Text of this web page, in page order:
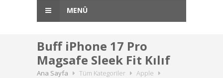
MENÜ
Buff iPhone 17 Pro
Magsafe Sleek Fit Kılıf
Ana Sayfa Tüm Kategoriler
Apple